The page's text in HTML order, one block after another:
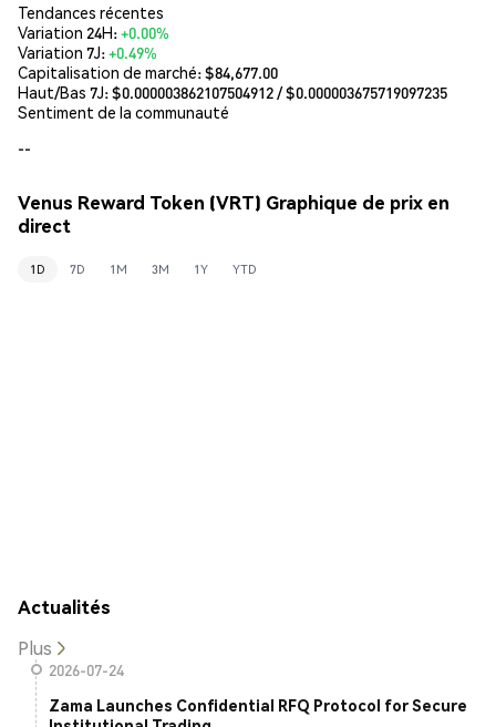
Tendances récentes
Variation 24H:+0.00%
Variation 7J:+0.49%
Capitalisation de marché:$84,677.00
Haut/Bas 7J: $0.000003862107504912/ $0.000003675719097235
Sentiment de la communauté
--
Venus Reward Token (VRT) Graphique de prix en
direct
1D 7D 1M 3M 1Y YTD
Actualités
Plus
2026-07-24
Zama Launches Confidential RFQ Protocol for Secure